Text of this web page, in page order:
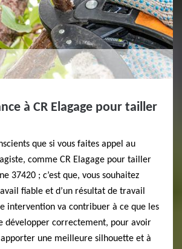
à CR Elagage pour tailler
que si vous faites appel au
comme CR Elagage pour tailler
37420 ; c’est que, vous souhaitez
fiable et d’un résultat de travail
intervention va contribuer à ce que les
développer correctement, pour avoir
une meilleure silhouette et à